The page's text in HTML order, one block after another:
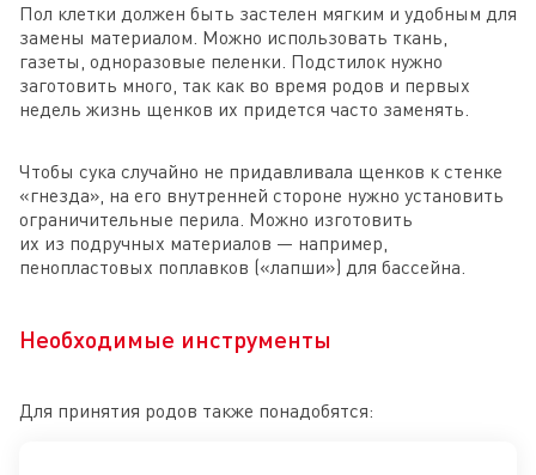
Пол клетки должен быть застелен мягким и удобным для
замены материалом. Можно использовать ткань,
газеты, одноразовые пеленки. Подстилок нужно
заготовить много, так как во время родов и первых
недель жизнь щенков их придется часто заменять.
Чтобы сука случайно не придавливала щенков к стенке
«гнезда», на его внутренней стороне нужно установить
ограничительные перила. Можно изготовить
их из подручных материалов — например,
пенопластовых поплавков («лапши») для бассейна.
Необходимые инструменты
Для принятия родов также понадобятся: